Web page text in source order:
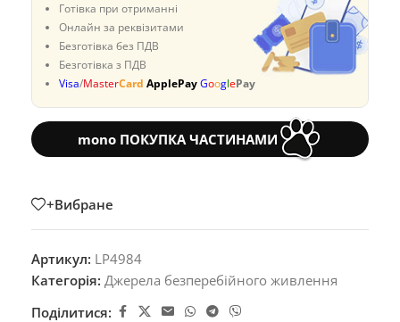
Готівка при отриманні
Онлайн за реквізитами
Безготівка без ПДВ
Безготівка з ПДВ
Visa/MasterCard ApplePayGooglePay
mono ПОКУПКА ЧАСТИНАМИ
+Вибране
Артикул: LP4984
Категорія: Джерела безперебійного живлення
Поділитися: